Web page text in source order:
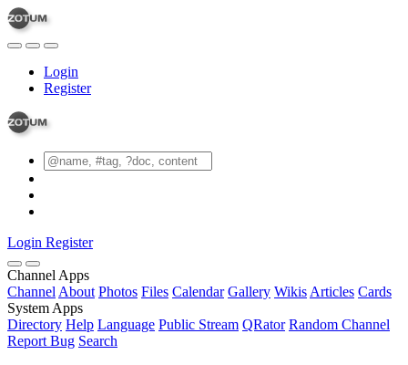
Login
Register
Login Register
Channel Apps
Channel About Photos Files Calendar Gallery Wikis Articles Cards
System Apps
Directory Help Language Public Stream QRator Random Channel
Report Bug Search